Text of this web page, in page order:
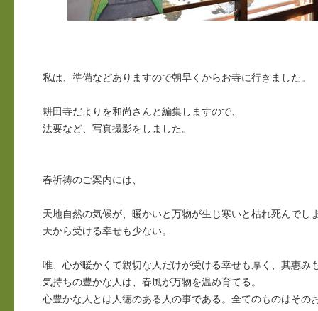
私は、準備などありますので朝早くからお寺に行きました。
耕田寺だよりを和尚さんと編集しますので、
法要など、写真撮影をしました。
春祈祷のご案内には、
天地自然の気候が、暖かいと万物が生じ寒いと枯れ死んでし
天から受ける幸せも少ない。
唯、心が暖かくて親切な人だけが受ける幸せも厚く、其惠み
気持ちの豊かな人は、春風が万物を温め育てる。
心豊かな人とは人徳のある人の事である。全てのものはそ